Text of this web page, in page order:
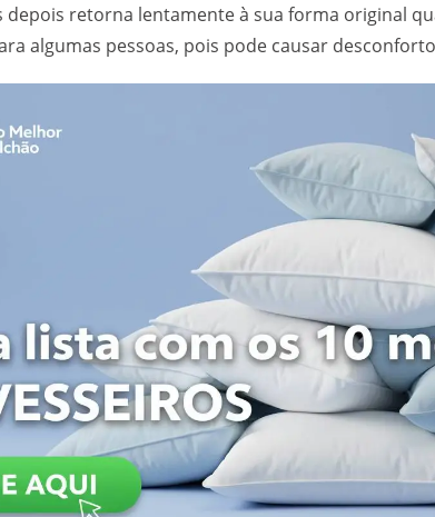
depois retorna lentamente à sua forma original
algumas pessoas, pois pode causar